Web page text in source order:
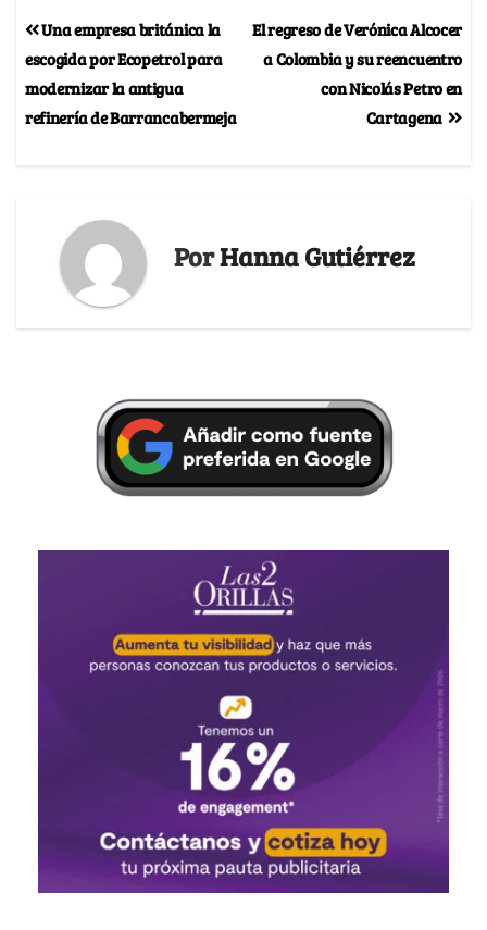
El regreso de Verónica Alcocer
a Colombia y su reencuentro
con Nicolás Petro en
Cartagena
Una empresa británica la
escogida por Ecopetrol para
modernizar la antigua
refinería de Barrancabermeja
PorHanna Gutiérrez